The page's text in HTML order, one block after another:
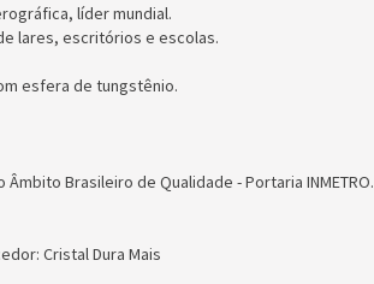
líder mundial.
lares, escritórios e escolas.
esfera de tungstênio.
Brasileiro de Qualidade - Portaria INMETRO.
Cristal Dura Mais